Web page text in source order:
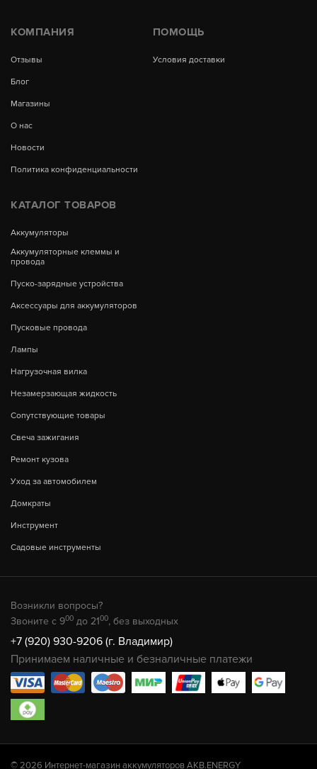
КОМПАНИЯ
Отзывы
Блог
Магазины
О нас
Новости
Политика конфиденциальности
ПОМОЩЬ
Условия доставки
КАТАЛОГ ТОВАРОВ
Аккумуляторы
Аккумуляторные клеммы и
провода
Пуско-зарядные устройства
Аксессуары для аккумуляторов
Пусковые провода
Лампы
Нагрузочная вилка
Незамерзающая жидкость
Сопутствующие товары
Свеча зажигания
Ремонт кузова
Уход за автомобилем
Домкраты
Инструмент
Садовые инструменты
Возникли вопросы?
Звоните с 900 до 2100, без выходных
+7 (920) 930-9206 (г. Владимир)
Принимаем наличные и безналичные платежи
© 2026 Интернет-магазин аккумуляторов AKB.ENERGY